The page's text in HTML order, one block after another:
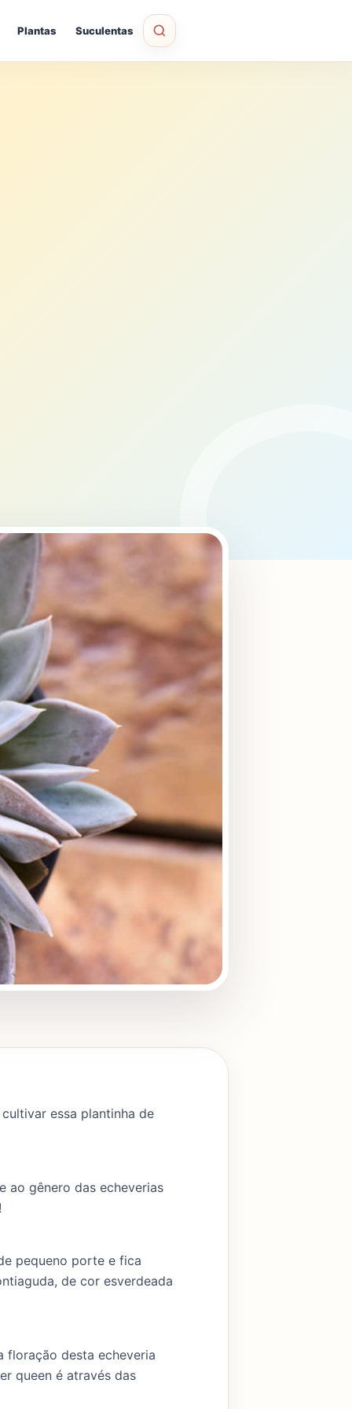
Plantas Suculentas
essa plantinha de
ao gênero das echeverias
pequeno porte e fica
de cor esverdeada
floração desta echeveria
queen é através das